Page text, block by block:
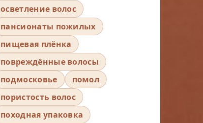
осветление волос
пансионаты пожилых
пищевая плёнка
повреждённые волосы
подмосковье
помол
пористость волос
походная упаковка